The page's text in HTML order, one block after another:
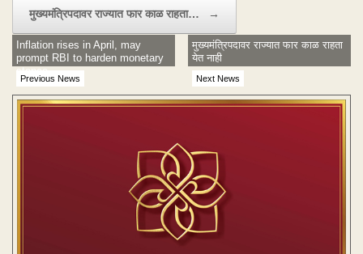
मुख्यमंत्रिपदावर राज्यात फार काळ राहता… →
Previous News
Inflation rises in April, may
prompt RBI to harden monetary
stance
Next News
मुख्यमंत्रिपदावर राज्यात फार काळ राहता
येत नाही